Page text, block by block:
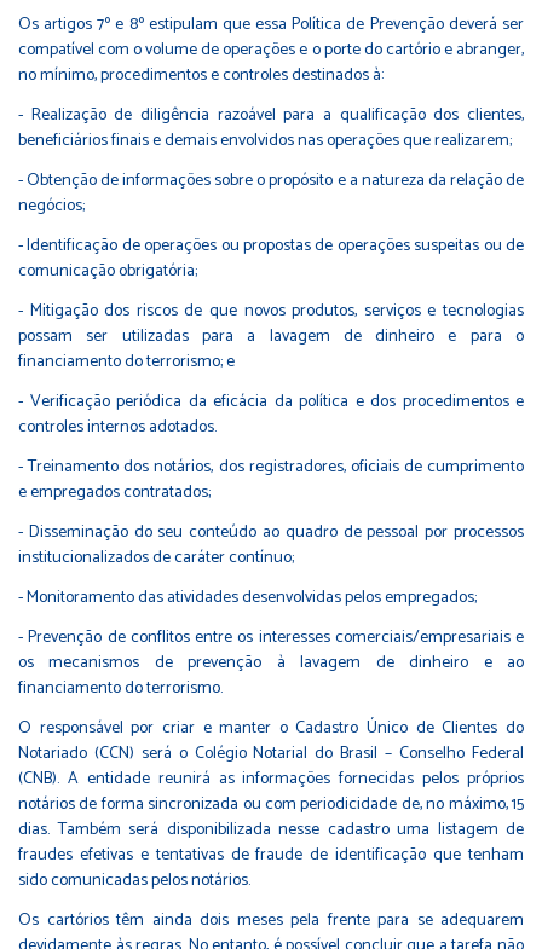
Os artigos 7º e 8º estipulam que essa Política de Prevenção deverá ser
compatível com o volume de operações e o porte do cartório e abranger,
no mínimo, procedimentos e controles destinados à:
- Realização de diligência razoável para a qualificação dos clientes,
beneficiários finais e demais envolvidos nas operações que realizarem;
- Obtenção de informações sobre o propósito e a natureza da relação de
negócios;
- Identificação de operações ou propostas de operações suspeitas ou de
comunicação obrigatória;
- Mitigação dos riscos de que novos produtos, serviços e tecnologias
possam ser utilizadas para a lavagem de dinheiro e para o
financiamento do terrorismo; e
- Verificação periódica da eficácia da política e dos procedimentos e
controles internos adotados.
- Treinamento dos notários, dos registradores, oficiais de cumprimento
e empregados contratados;
- Disseminação do seu conteúdo ao quadro de pessoal por processos
institucionalizados de caráter contínuo;
- Monitoramento das atividades desenvolvidas pelos empregados;
- Prevenção de conflitos entre os interesses comerciais/empresariais e
os mecanismos de prevenção à lavagem de dinheiro e ao
financiamento do terrorismo.
O responsável por criar e manter o Cadastro Único de Clientes do
Notariado (CCN) será o Colégio Notarial do Brasil – Conselho Federal
(CNB). A entidade reunirá as informações fornecidas pelos próprios
notários de forma sincronizada ou com periodicidade de, no máximo, 15
dias. Também será disponibilizada nesse cadastro uma listagem de
fraudes efetivas e tentativas de fraude de identificação que tenham
sido comunicadas pelos notários.
Os cartórios têm ainda dois meses pela frente para se adequarem